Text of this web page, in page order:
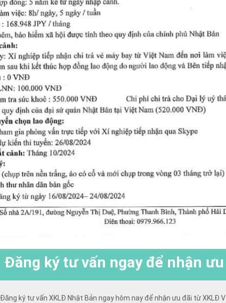
Đăng ký tư vấn ngay để nhận
Đăng ký tư vấn XKLĐ Nhật Bản ngay hôm nay để nhận ưu đãi từ XKLĐ